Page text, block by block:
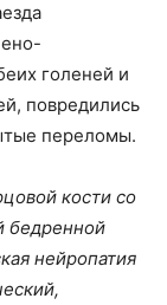
голеней и
повредились
переломы.
кости со
бедренной
нейропатия